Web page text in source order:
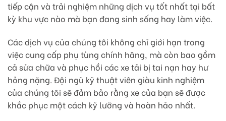
tiếp cận và trải nghiệm những dịch vụ tốt nhất tại bất
kỳ khu vực nào mà bạn đang sinh sống hay làm việc.
Các dịch vụ của chúng tôi không chỉ giới hạn trong
việc cung cấp phụ tùng chính hãng, mà còn bao gồm
cả sửa chữa và phục hồi các xe tải bị tai nạn hay hư
hỏng nặng. Đội ngũ kỹ thuật viên giàu kinh nghiệm
của chúng tôi sẽ đảm bảo rằng xe của bạn sẽ được
khắc phục một cách kỹ lưỡng và hoàn hảo nhất.